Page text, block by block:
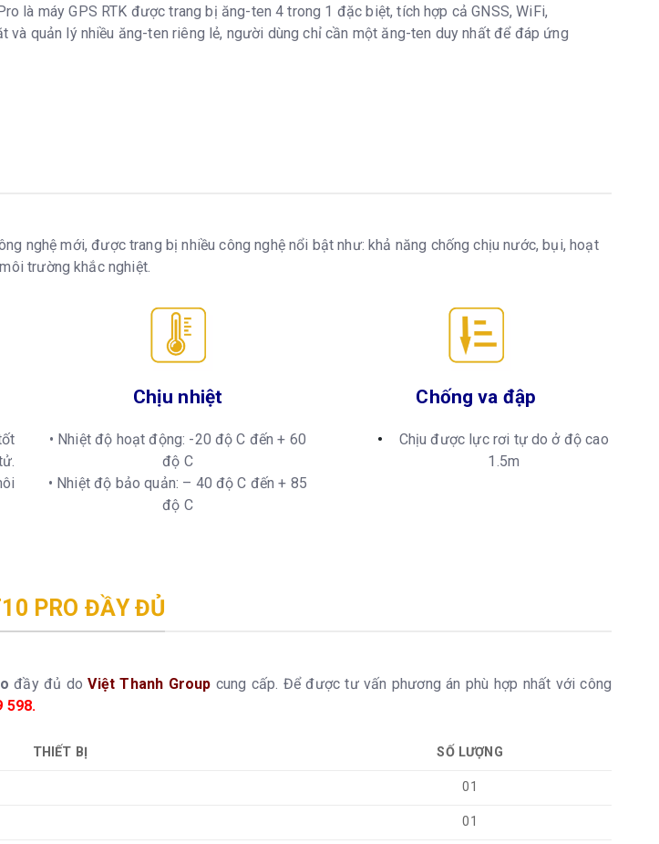
là máy GPS RTK được trang bị ăng-ten 4 trong 1 đặc biệt, tích hợp cả GNSS, WiFi,
và quản lý nhiều ăng-ten riêng lẻ, người dùng chỉ cần một ăng-ten duy nhất để đáp ứng
nghệ mới, được trang bị nhiều công nghệ nổi bật như: khả năng chống chịu nước, bụi, hoạt
trường khắc nghiệt.
Chịu nhiệt
• Nhiệt độ hoạt động: -20 độ C đến + 60
độ C
• Nhiệt độ bảo quản: – 40 độ C đến + 85
độ C
Chống va đập
Chịu được lực rơi tự do ở độ cao
1.5m
PRO ĐẦY ĐỦ
đầy đủ doViệt Thanh Group cung cấp. Để được tư vấn phương án phù hợp nhất với công
598.
THIẾT BỊ SỐ LƯỢNG
01
01